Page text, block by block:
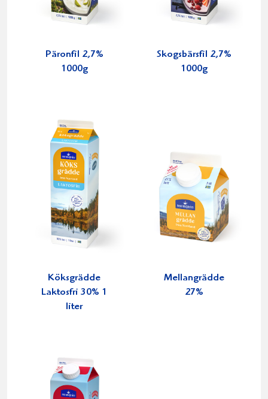
Päronfil 2,7%
1000g
Skogsbärsfil 2,7%
1000g
Köksgrädde
Laktosfri 30% 1
liter
Mellangrädde
27%